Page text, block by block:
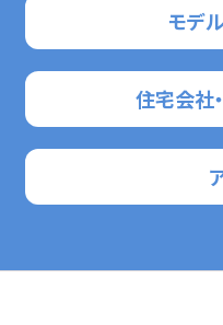
モデ
住宅会社